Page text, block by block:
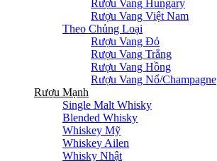
Rượu Vang Hungary
Rượu Vang Việt Nam
Theo Chủng Loại
Rượu Vang Đỏ
Rượu Vang Trắng
Rượu Vang Hồng
Rượu Vang Nổ/Champagne
Rượu Mạnh
Single Malt Whisky
Blended Whisky
Whiskey Mỹ
Whiskey Ailen
Whisky Nhật